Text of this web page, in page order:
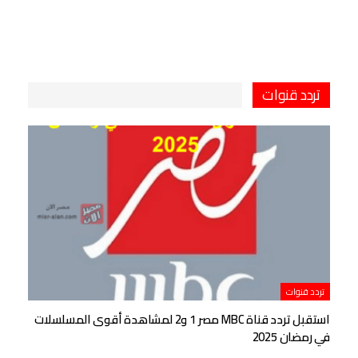
تردد قنوات
تردد قنوات
استقبل تردد قناة MBC مصر 1 و2 لمشاهدة أقوى المسلسلات
في رمضان 2025